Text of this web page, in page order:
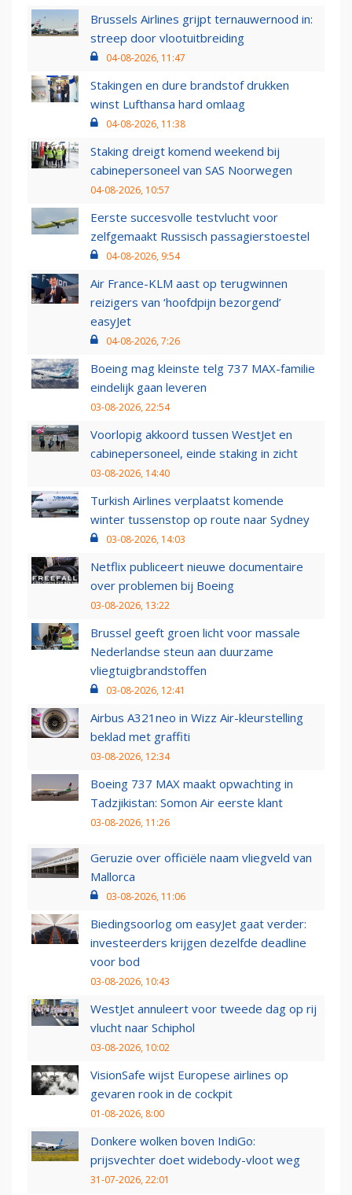
Brussels Airlines grijpt ternauwernood in:
streep door vlootuitbreiding
04-08-2026, 11:47
Stakingen en dure brandstof drukken
winst Lufthansa hard omlaag
04-08-2026, 11:38
Staking dreigt komend weekend bij
cabinepersoneel van SAS Noorwegen
04-08-2026, 10:57
Eerste succesvolle testvlucht voor
zelfgemaakt Russisch passagierstoestel
04-08-2026, 9:54
Air France-KLM aast op terugwinnen
reizigers van ‘hoofdpijn bezorgend’
easyJet
04-08-2026, 7:26
Boeing mag kleinste telg 737 MAX-familie
eindelijk gaan leveren
03-08-2026, 22:54
Voorlopig akkoord tussen WestJet en
cabinepersoneel, einde staking in zicht
03-08-2026, 14:40
Turkish Airlines verplaatst komende
winter tussenstop op route naar Sydney
03-08-2026, 14:03
Netflix publiceert nieuwe documentaire
over problemen bij Boeing
03-08-2026, 13:22
Brussel geeft groen licht voor massale
Nederlandse steun aan duurzame
vliegtuigbrandstoffen
03-08-2026, 12:41
Airbus A321neo in Wizz Air-kleurstelling
beklad met graffiti
03-08-2026, 12:34
Boeing 737 MAX maakt opwachting in
Tadzjikistan: Somon Air eerste klant
03-08-2026, 11:26
Geruzie over officiële naam vliegveld van
Mallorca
03-08-2026, 11:06
Biedingsoorlog om easyJet gaat verder:
investeerders krijgen dezelfde deadline
voor bod
03-08-2026, 10:43
WestJet annuleert voor tweede dag op rij
vlucht naar Schiphol
03-08-2026, 10:02
VisionSafe wijst Europese airlines op
gevaren rook in de cockpit
01-08-2026, 8:00
Donkere wolken boven IndiGo:
prijsvechter doet widebody-vloot weg
31-07-2026, 22:01